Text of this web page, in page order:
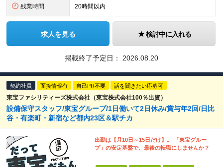
残業時間 20時間以内
求人を見る 検討中に入れる
掲載終了予定日： 2026.08.20
契約社員 面接情報有 自己PR不要 話を聞きたい応募可
東宝ファシリティーズ株式会社（東宝株式会社100％出資）
設備保守スタッフ/東宝グループ/1日働いて2日休み/賞与年2回/日比
谷・有楽町・新宿など都内23区＆駅チカ
出勤は【月10日～15日だけ】。 「東宝グルー
プ」の安定基盤で、最後の転職にしませんか？